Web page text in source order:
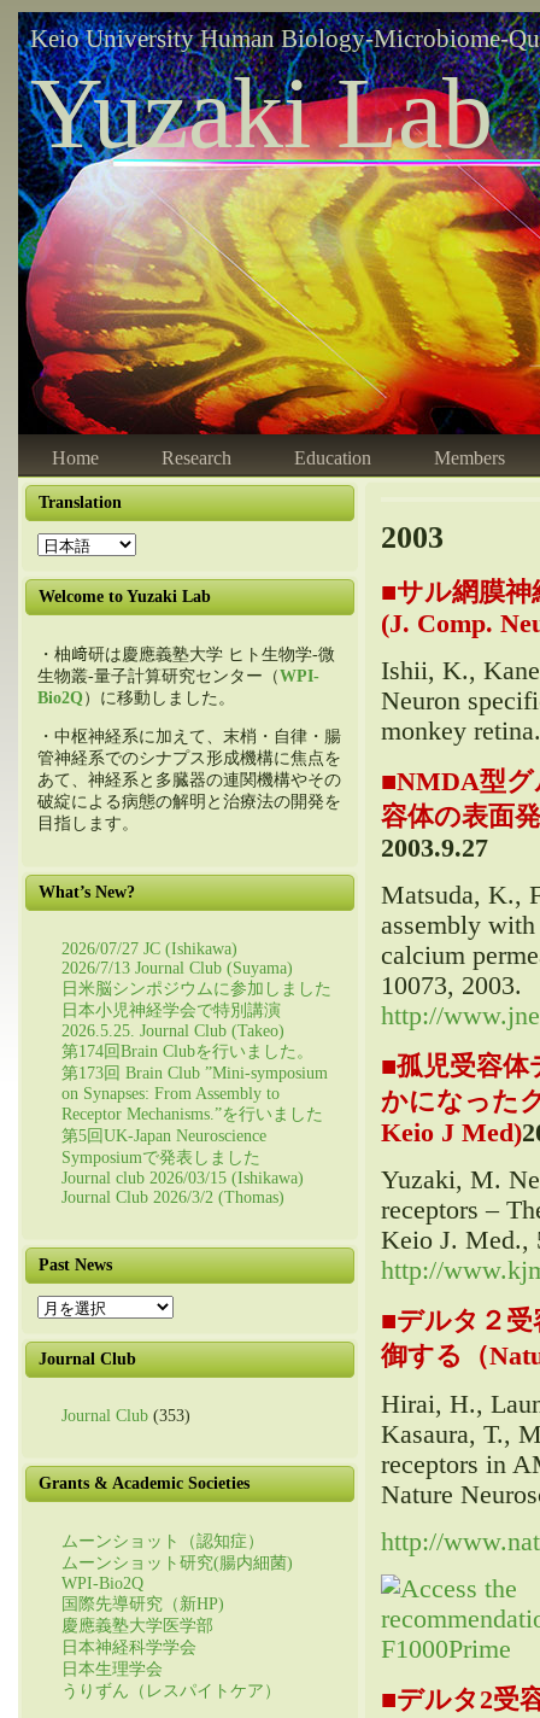
Keio University Human Biology-Microbiome-
Yuzaki Lab
Home Research Education Members
Translation
Welcome to Yuzaki Lab
・柚﨑研は慶應義塾大学 ヒト生物学-微
生物叢-量子計算研究センター（WPI-
Bio2Q）に移動しました。
・中枢神経系に加えて、末梢・自律・腸
管神経系でのシナプス形成機構に焦点を
あて、神経系と多臓器の連関機構やその
破綻による病態の解明と治療法の開発を
目指します。
What’s New?
2026/07/27 JC (Ishikawa)
2026/7/13 Journal Club (Suyama)
日米脳シンポジウムに参加しました
日本小児神経学会で特別講演
2026.5.25. Journal Club (Takeo)
第174回Brain Clubを行いました。
第173回 Brain Club ”Mini-symposium
on Synapses: From Assembly to
Receptor Mechanisms.”を行いました
第5回UK-Japan Neuroscience
Symposiumで発表しました
Journal club 2026/03/15 (Ishikawa)
Journal Club 2026/3/2 (Thomas)
Past News
Past
News
Journal Club
Journal Club (353)
Grants & Academic Societies
ムーンショット（認知症）
ムーンショット研究(腸内細菌)
WPI-Bio2Q
国際先導研究（新HP)
慶應義塾大学医学部
日本神経科学学会
日本生理学会
うりずん（レスパイトケア）
2003
■サル網膜
(J. Comp.
Ishii, K.,
Neuron
monkey
■NMDA型
容体の表面
2003.9.27
Matsuda, K.,
assembly
calcium
10073, 2003.
http://
■孤児受容体
かになった
Keio J Med)
Yuzaki, M.
receptors –
Keio J. Med.,
http://
■デルタ２
御する（
Hirai, H.,
Kasaura, T.,
receptors in
Nature
http://
■デルタ2受